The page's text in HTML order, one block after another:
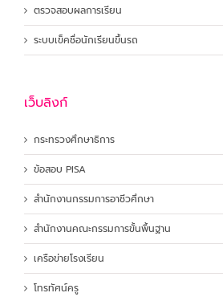
ตรวจสอบผลการเรียน
ระบบเข็คชื่อนักเรียนขึ้นรถ
เว็บลิงก์
กระทรวงศึกษาธิการ
ข้อสอบ PISA
สำนักงานกรรมการอาชีวศึกษา
สำนักงานคณะกรรมการขั้นพื้นฐาน
เครือข่ายโรงเรียน
โทรทัศน์ครู